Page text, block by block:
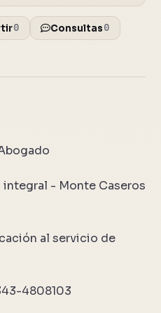
0 Consultas0
- Monte Caseros
al servicio de
4808103